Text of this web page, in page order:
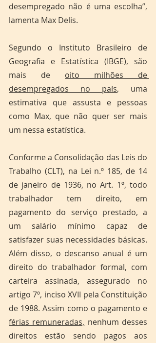
desempregado não é uma escolha”,
lamenta Max Delis.
Segundo o Instituto Brasileiro de
Geografia e Estatística (IBGE), são
mais de oito milhões de
desempregados no país, uma
estimativa que assusta e pessoas
como Max, que não quer ser mais
um nessa estatística.
Conforme a Consolidação das Leis do
Trabalho (CLT), na Lei n.º 185, de 14
de janeiro de 1936, no Art. 1º, todo
trabalhador tem direito, em
pagamento do serviço prestado, a
um salário mínimo capaz de
satisfazer suas necessidades básicas.
Além disso, o descanso anual é um
direito do trabalhador formal, com
carteira assinada, assegurado no
artigo 7º, inciso XVII pela Constituição
férias remuneradas, nenhum desses
direitos estão sendo pagos aos